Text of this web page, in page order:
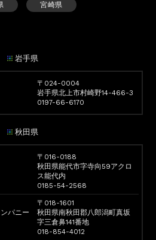
宮崎県
岩手県
〒024-0004
岩手県北上市村崎野14-466-3
0197-66-6170
秋田県
〒016-0188
秋田県能代市字寺向59アクロ
ス能代内
0185-54-2568
パニー
〒018-1601
秋田県南秋田郡八郎潟町真坂
字三倉鼻141番地
018-854-4012